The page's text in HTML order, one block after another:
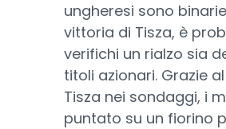
ungheresi sono
vittoria di Tisza, è
verifichi un rialzo sia
titoli azionari. Grazie
Tisza nei sondaggi, i
puntato su un fiorino